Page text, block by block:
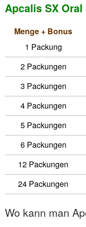
Apcalis SX
Menge + Bonus
1 Packung
2 Packungen
3 Packungen
4 Packungen
5 Packungen
6 Packungen
12 Packungen
24 Packungen
Wo kann man